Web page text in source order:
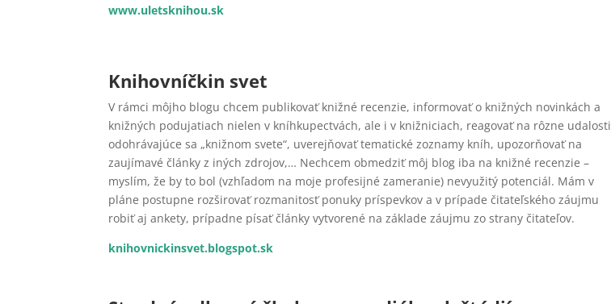
www.uletsknihou.sk
Knihovníčkin svet
V rámci môjho blogu chcem publikovať knižné recenzie, informovať o knižných novinkách a
knižných podujatiach nielen v kníhkupectvách, ale i v knižniciach, reagovať na rôzne udalosti
odohrávajúce sa „knižnom svete“, uverejňovať tematické zoznamy kníh, upozorňovať na
zaujímavé články z iných zdrojov,… Nechcem obmedziť môj blog iba na knižné recenzie –
myslím, že by to bol (vzhľadom na moje profesijné zameranie) nevyužitý potenciál. Mám v
pláne postupne rozširovať rozmanitosť ponuky príspevkov a v prípade čitateľského záujmu
robiť aj ankety, prípadne písať články vytvorené na základe záujmu zo strany čitateľov.
knihovnickinsvet.blogspot.sk